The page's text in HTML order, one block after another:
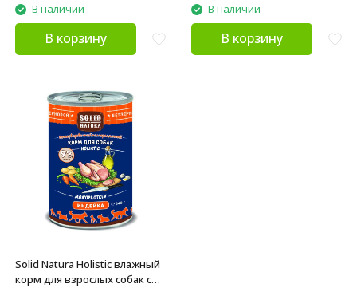
В наличии
В корзину
В наличии
В корзину
Solid Natura Holistic влажный
корм для взрослых собак с